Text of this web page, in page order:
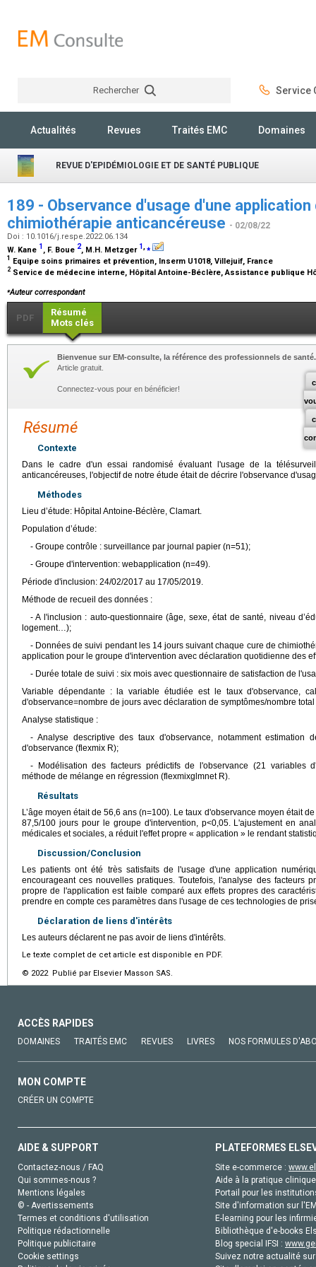
Rechercher Service
Actualités Revues Traités EMC Domaines
REVUE D'EPIDÉMIOLOGIE ET DE SANTÉ PUBLIQUE
189 - Observance d'usage d'une
chimiothérapie anticancéreuse - 02/08/22
Doi : 10.1016/j.respe.2022.06.134
W. Kane 1 , F. Boue 2, M.H. Metzger 1,⁎
1 Equipe soins primaires et prévention, Inserm U1018, Villejuif, France
2 Service de médecine interne, Hôpital Antoine-Béclère, Assistance publique
⁎Auteur correspondant
PDF
Résumé
Mots clés
Bienvenue sur EM-consulte, la référence des professionnels de santé.
Article gratuit.
Connectez-vous pour en bénéficier!
Résumé
Contexte
Dans le cadre d'un essai randomisé évaluant l'usage de la
anticancéreuses, l'objectif de notre étude était de décrire l'observance
Méthodes
Lieu d’étude: Hôpital Antoine-Béclère, Clamart.
Population d’étude:
- Groupe contrôle : surveillance par journal papier (n=51);
- Groupe d'intervention: webapplication (n=49).
Période d'inclusion: 24/02/2017 au 17/05/2019.
Méthode de recueil des données :
- A l'inclusion : auto-questionnaire (âge, sexe, état de santé, niveau
logement…);
- Données de suivi pendant les 14 jours suivant chaque cure de
application pour le groupe d'intervention avec déclaration quotidienne des
- Durée totale de suivi : six mois avec questionnaire de satisfaction de
Variable dépendante : la variable étudiée est le taux d'observance,
d'observance=nombre de jours avec déclaration de symptômes/nombre
Analyse statistique :
- Analyse descriptive des taux d'observance, notamment estimation
d'observance (flexmix R);
- Modélisation des facteurs prédictifs de l'observance (21 variables
méthode de mélange en régression (flexmixglmnet R).
Résultats
L’âge moyen était de 56,6 ans (n=100). Le taux d'observance moyen était
87,5/100 jours pour le groupe d'intervention, p<0,05. L'ajustement en
médicales et sociales, a réduit l'effet propre « application » le rendant
Discussion/Conclusion
Les patients ont été très satisfaits de l'usage d'une application
encourageant ces nouvelles pratiques. Toutefois, l'analyse des facteurs
propre de l'application est faible comparé aux effets propres des
prendre en compte ces paramètres dans l'usage de ces technologies de
Déclaration de liens d'intérêts
Les auteurs déclarent ne pas avoir de liens d'intérêts.
Le texte complet de cet article est disponible en PDF.
© 2022 Publié par Elsevier Masson SAS.
ACCÈS RAPIDES
DOMAINES TRAITÉS EMC REVUES LIVRES NOS FORMULES
MON COMPTE
CRÉER UN COMPTE
AIDE & SUPPORT
Contactez-nous / FAQ
Qui sommes-nous ?
Mentions légales
© - Avertissements
Termes et conditions d'utilisation
Politique rédactionnelle
Politique publicitaire
Cookie settings
PLATEFORMES
Site e-commerce :
Aide à la pratique
Portail pour les
Site d'information sur
E-learning pour les
Bibliothèque d'e-books
Blog special IFSI :
Suivez notre actualité